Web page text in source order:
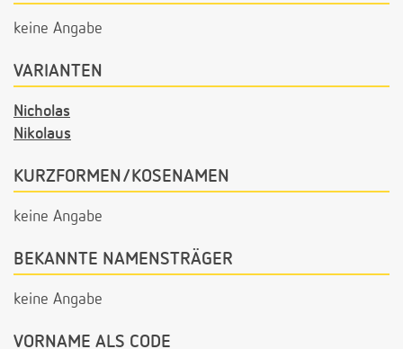
keine Angabe
VARIANTEN
Nicholas
Nikolaus
KURZFORMEN/KOSENAMEN
keine Angabe
BEKANNTE NAMENSTRÄGER
keine Angabe
VORNAME ALS CODE